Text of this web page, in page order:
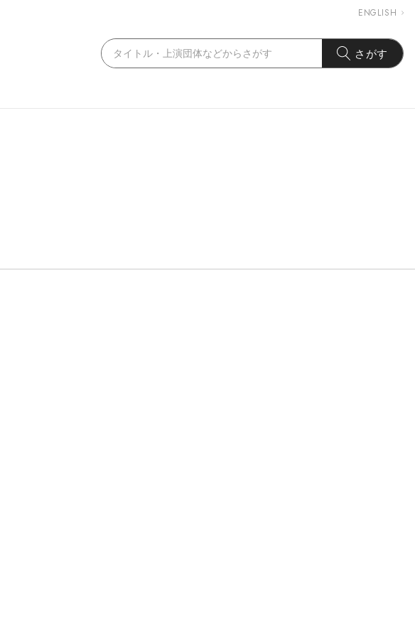
ENGLISH
さがす